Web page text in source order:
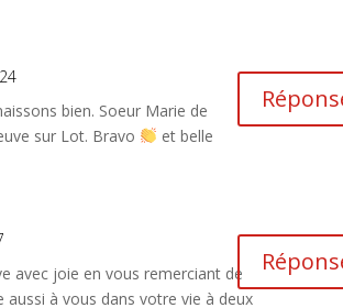
bien. Soeur Marie de
sur Lot. Bravo
et belle
avec joie en vous remerciant de
à vous dans votre vie à deux